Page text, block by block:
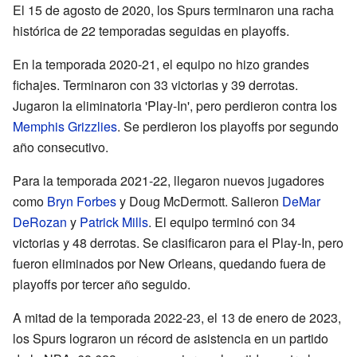
El 15 de agosto de 2020, los Spurs terminaron una racha
histórica de 22 temporadas seguidas en playoffs.
En la temporada 2020-21, el equipo no hizo grandes
fichajes. Terminaron con 33 victorias y 39 derrotas.
Jugaron la eliminatoria 'Play-In', pero perdieron contra los
Memphis Grizzlies. Se perdieron los playoffs por segundo
año consecutivo.
Para la temporada 2021-22, llegaron nuevos jugadores
como Bryn Forbesy Doug McDermott. Salieron DeMar
DeRozan y Patrick Mills. El equipo terminó con 34
victorias y 48 derrotas. Se clasificaron para el Play-In, pero
fueron eliminados por New Orleans, quedando fuera de
playoffs por tercer año seguido.
A mitad de la temporada 2022-23, el 13 de enero de 2023,
los Spurs lograron un récord de asistencia en un partido